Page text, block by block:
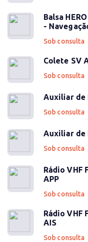
Balsa
-
Sob consulta
Colete SV
Sob consulta
Auxiliar de
Sob consulta
Auxiliar de
Sob consulta
Rádio VHF
APP
Sob consulta
Rádio VHF
AIS
Sob consulta